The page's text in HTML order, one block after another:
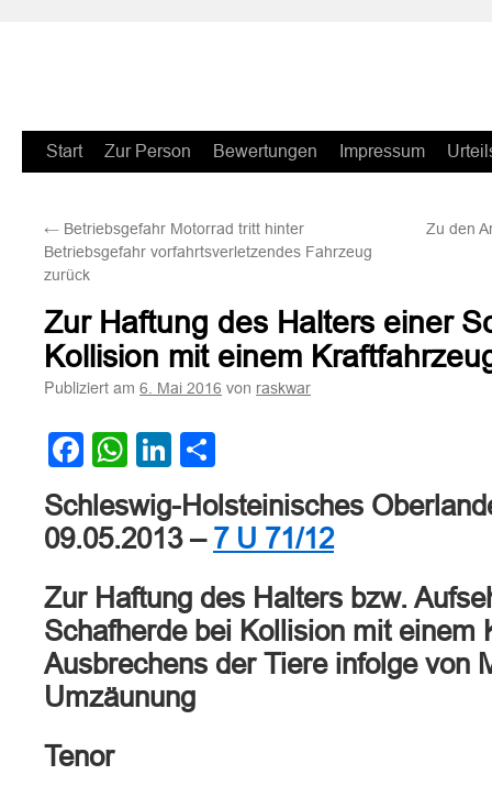
Zum
springen
Start Zur Person Bewertungen Impressum
← Betriebsgefahr Motorrad tritt hinter
Betriebsgefahr vorfahrtsverletzendes Fahrzeug
zurück
Zu den
Zur Haftung des Halters einer
Kollision mit einem
Publiziert am 6. Mai 2016 von raskwar
Facebook
WhatsApp
LinkedIn
Schleswig-Holsteinisches
09.05.2013 – 7 U 71/12
Zur Haftung des Halters bzw.
Schafherde bei Kollision mit einem
Ausbrechens der Tiere infolge von
Umzäunung
Tenor